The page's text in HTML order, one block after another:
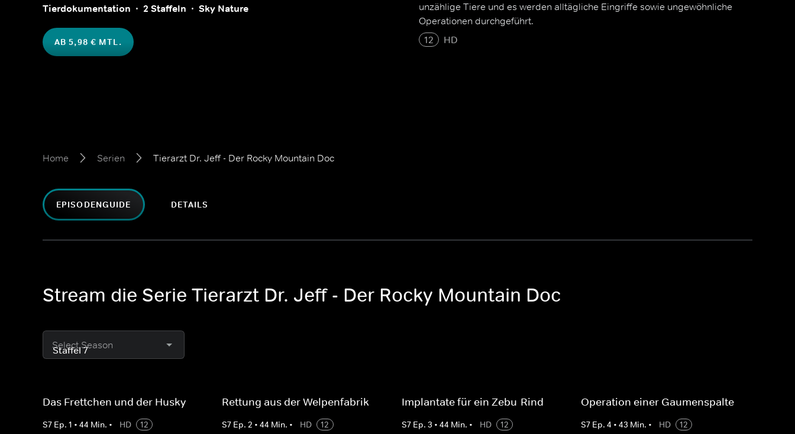
Tierdokumentation 2 Staffeln Sky Nature
AB 5,98 € MTL.
unzählige Tiere und es werden alltägliche Eingriffe sowie ungewöhnliche
Operationen durchgeführt.
12
HD
Home Serien Tierarzt Dr. Jeff - Der Rocky Mountain Doc
EPISODENGUIDE DETAILS
Stream die Serie Tierarzt Dr. Jeff - Der Rocky Mountain Doc
Select Season
Das Frettchen und der Husky
S7 Ep. 1 • 44 Min. • HD
12
Rettung aus der Welpenfabrik
S7 Ep.2 •44 Min. • HD
12
Implantate für ein Zebu-Rind
S7 Ep. 3 • 44 Min. • HD
12
Operation einer Gaumenspalte
S7 Ep. 4 • 43 Min. • HD
12